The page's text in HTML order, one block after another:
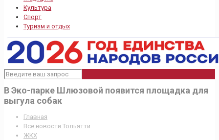
Культура
Спорт
Туризм и отдых
В Эко-парке Шлюзовой появится площадка для
выгула собак
Главная
Все новости Тольятти
ЖКХ